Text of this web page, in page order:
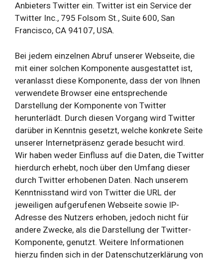
Anbieters Twitter ein. Twitter ist ein Service der
Twitter Inc., 795 Folsom St., Suite 600, San
Francisco, CA 94107, USA.
Bei jedem einzelnen Abruf unserer Webseite, die
mit einer solchen Komponente ausgestattet ist,
veranlasst diese Komponente, dass der von Ihnen
verwendete Browser eine entsprechende
Darstellung der Komponente von Twitter
herunterlädt. Durch diesen Vorgang wird Twitter
darüber in Kenntnis gesetzt, welche konkrete Seite
unserer Internetpräsenz gerade besucht wird.
Wir haben weder Einfluss auf die Daten, die Twitter
hierdurch erhebt, noch über den Umfang dieser
durch Twitter erhobenen Daten. Nach unserem
Kenntnisstand wird von Twitter die URL der
jeweiligen aufgerufenen Webseite sowie IP-
Adresse des Nutzers erhoben, jedoch nicht für
andere Zwecke, als die Darstellung der Twitter-
Komponente, genutzt. Weitere Informationen
hierzu finden sich in der Datenschutzerklärung von